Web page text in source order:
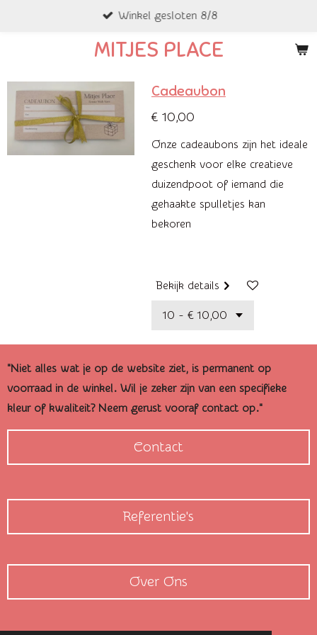
hoofdinhoud
MITJES PLACE
Winkel gesloten 8/8
Cadeaubon
€ 10,00
Onze cadeaubons zijn het ideale
geschenk voor elke creatieve
duizendpoot of iemand die
gehaakte spulletjes kan
bekoren
Bekijk details
"Niet alles wat je op de website ziet, is permanent op
voorraad in de winkel. Wil je zeker zijn van een specifieke
kleur of kwaliteit? Neem gerust vooraf contact op."
Contact
Referentie's
Over Ons